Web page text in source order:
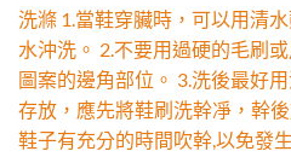
洗滌 1.當鞋穿臟時，可以用清
水沖洗。 2.不要用過硬的毛刷
圖案的邊角部位。 3.洗後最好
存放，應先將鞋刷洗幹凈，幹
鞋子有充分的時間吹幹,以免發